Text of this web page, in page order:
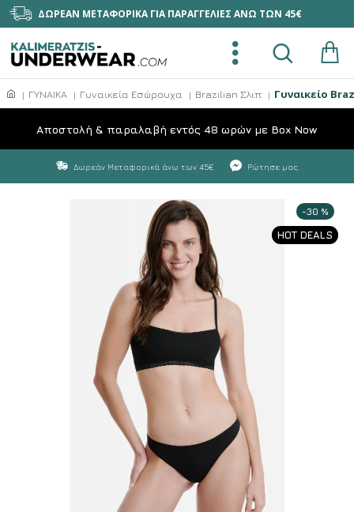
ΔΩΡΕΑΝ ΜΕΤΑΦΟΡΙΚΑ ΓΙΑ ΠΑΡΑΓΓΕΛΙΕΣ ΑΝΩ ΤΩΝ 45€
ΓΥΝΑΙΚΑ Γυναικεία Εσώρουχα Brazilian Σλιπ Γυναικείο
Aποστολή & παραλαβή εντός 48 ωρών με Box Now
Δωρεάν Μεταφορικά άνω των 45€ Ρώτησε μας
HOT DEALS
-30 %